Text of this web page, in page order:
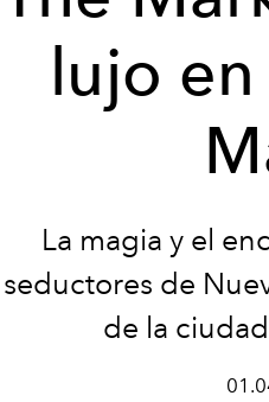
lujo
La magia y el
seductores de
de la